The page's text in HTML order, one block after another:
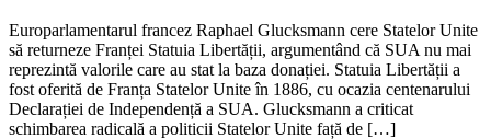
Europarlamentarul francez Raphael Glucksmann cere Statelor Unite
să returneze Franței Statuia Libertății, argumentând că SUA nu mai
reprezintă valorile care au stat la baza donației. Statuia Libertății a
fost oferită de Franța Statelor Unite în 1886, cu ocazia centenarului
Declarației de Independență a SUA. Glucksmann a criticat
schimbarea radicală a politicii Statelor Unite față de […]